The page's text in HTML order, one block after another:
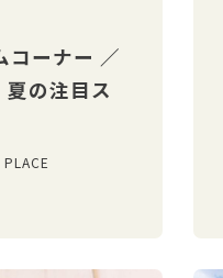
コーナー ／
夏の注目ス